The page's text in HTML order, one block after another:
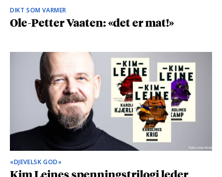
DIKT SOM VARMER
Ole-Petter Vaaten: «det er mat!»
«DJEVELSK GOD»
Kim Leines spenningstrilogi leder